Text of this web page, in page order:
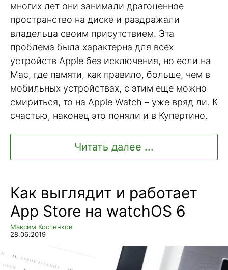
многих лет они занимали драгоценное
пространство на диске и раздражали
владельца своим присутствием. Эта
проблема была характерна для всех
устройств Apple без исключения, но если на
Mac, где памяти, как правило, больше, чем в
мобильных устройствах, с этим еще можно
смириться, то на Apple Watch – уже вряд ли. К
счастью, наконец это поняли и в Купертино.
Читать далее ...
Как выглядит и работает
App Store на watchOS 6
Максим Костенков
28.06.2019